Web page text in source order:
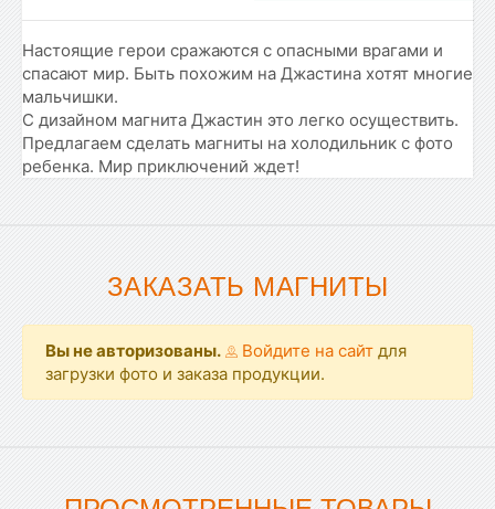
Настоящие герои сражаются с опасными врагами и
спасают мир. Быть похожим на Джастина хотят многие
мальчишки.
С дизайном магнита Джастин это легко осуществить.
Предлагаем сделать магниты на холодильник с фото
ребенка. Мир приключений ждет!
ЗАКАЗАТЬ МАГНИТЫ
Вы не авторизованы. Войдите на сайт для
загрузки фото и заказа продукции.